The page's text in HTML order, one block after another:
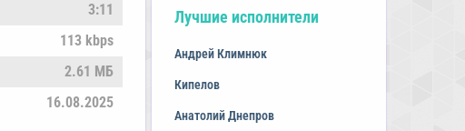
3:11
113 kbps
2.61 МБ
16.08.2025
Лучшие исполнители
Андрей Климнюк
Кипелов
Анатолий Днепров